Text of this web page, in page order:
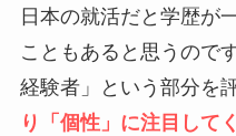
日本の就活だと学歴が
こともあると思うので
経験者」という部分を
り「個性」に注目して